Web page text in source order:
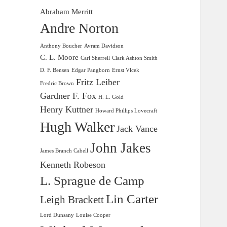
Abraham Merritt
Andre Norton
Anthony Boucher Avram Davidson
C. L. Moore Carl Sherrell Clark Ashton Smith
D. F. Bensen Edgar Pangborn Ernst Vlcek
Fredric Brown Fritz Leiber
Gardner F. Fox H. L. Gold
Henry Kuttner Howard Phillips Lovecraft
Hugh Walker Jack Vance
James Branch Cabell John Jakes
Kenneth Robeson
L. Sprague de Camp
Leigh BrackettLin Carter
Lord Dunsany Louise Cooper